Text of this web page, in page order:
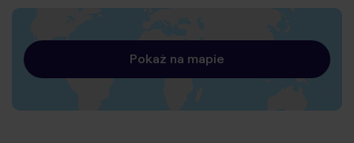
Pokaż na mapie